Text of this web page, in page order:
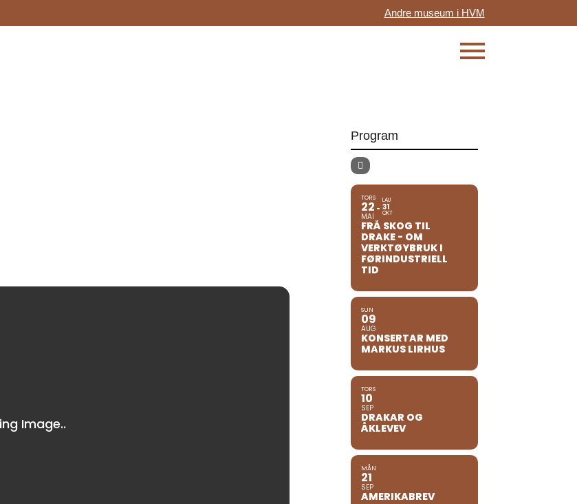
Andre museum i HVM
Program
TORS
22
MAI
LAU
31
OKT
FRÅ SKOG TIL
DRAKE - OM
VERKTØYBRUK I
FØRINDUSTRIELL
TID
SUN
09
AUG
KONSERTAR MED
MARKUS LIRHUS
TORS
10
SEP
DRAKAR OG
ÅKLEVEV
MÅN
21
SEP
AMERIKABREV